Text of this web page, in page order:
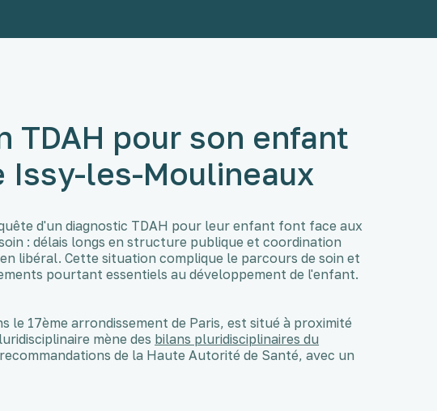
TDAH pour son enfant
Issy-les-Moulineaux
d'un diagnostic TDAH pour leur enfant font face aux
: délais longs en structure publique et coordination
libéral. Cette situation complique le parcours de soin et
pourtant essentiels au développement de l'enfant.
le 17ème arrondissement de Paris, est situé à proximité
mène des bilans pluridisciplinaires du
de la Haute Autorité de Santé, avec un